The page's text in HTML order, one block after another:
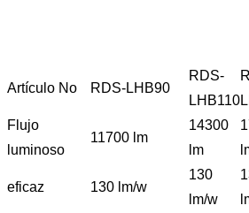
Artículo No RDS-LHB90
RDS-
LHB110
Flujo
luminoso
11700 lm
14300
lm
eficaz 130 lm/w
130
lm/w